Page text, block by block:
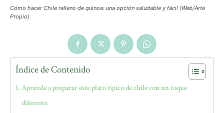
Cómo hacer Chile relleno de quinoa: una opción saludable y fácil (Web/Arte
Propio)
Índice de Contenido
Aprende a preparar este plato típico de chile con un toque
diferente